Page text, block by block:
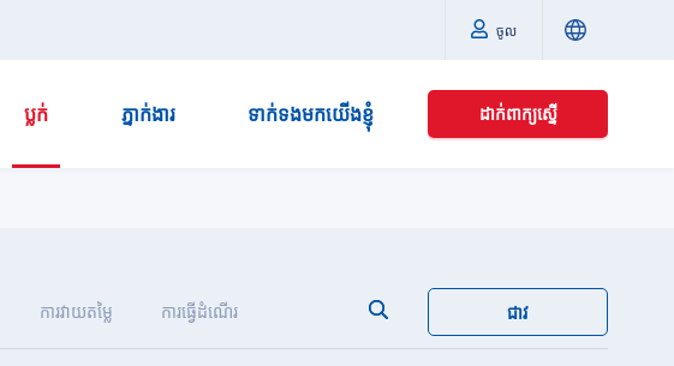
ចូល
ប្លក់ ភ្នាក់ងារ ទាក់ទងមកយើងខ្ញុំ ដាក់ពាក្យស្នើ
ការវាយតម្លៃ ការធ្វើដំណើរ ជាវ